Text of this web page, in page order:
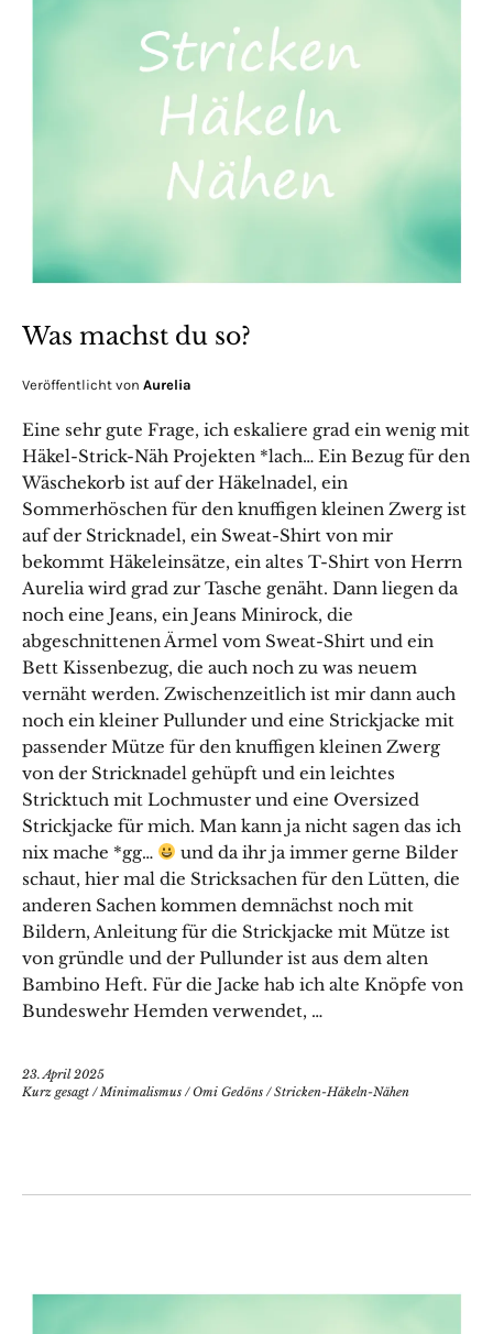
Was machst du so?
Veröffentlicht von Aurelia
Eine sehr gute Frage, ich eskaliere grad ein wenig mit
Häkel-Strick-Näh Projekten *lach… Ein Bezug für den
Wäschekorb ist auf der Häkelnadel, ein
Sommerhöschen für den knuffigen kleinen Zwerg ist
auf der Stricknadel, ein Sweat-Shirt von mir
bekommt Häkeleinsätze, ein altes T-Shirt von Herrn
Aurelia wird grad zur Tasche genäht. Dann liegen da
noch eine Jeans, ein Jeans Minirock, die
abgeschnittenen Ärmel vom Sweat-Shirt und ein
Bett Kissenbezug, die auch noch zu was neuem
vernäht werden. Zwischenzeitlich ist mir dann auch
noch ein kleiner Pullunder und eine Strickjacke mit
passender Mütze für den knuffigen kleinen Zwerg
von der Stricknadel gehüpft und ein leichtes
Stricktuch mit Lochmuster und eine Oversized
Strickjacke für mich. Man kann ja nicht sagen das ich
nix mache *gg…
und da ihr ja immer gerne Bilder
schaut, hier mal die Stricksachen für den Lütten, die
anderen Sachen kommen demnächst noch mit
Bildern, Anleitung für die Strickjacke mit Mütze ist
von gründle und der Pullunder ist aus dem alten
Bambino Heft. Für die Jacke hab ich alte Knöpfe von
Bundeswehr Hemden verwendet, …
23. April 2025
Kurz gesagt / Minimalismus /Omi Gedöns /Stricken-Häkeln-Nähen